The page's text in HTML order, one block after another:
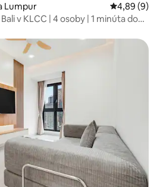
Lumpur Priemerné
4,89 (9)
v KLCC | 4 osoby | 1 minúta do